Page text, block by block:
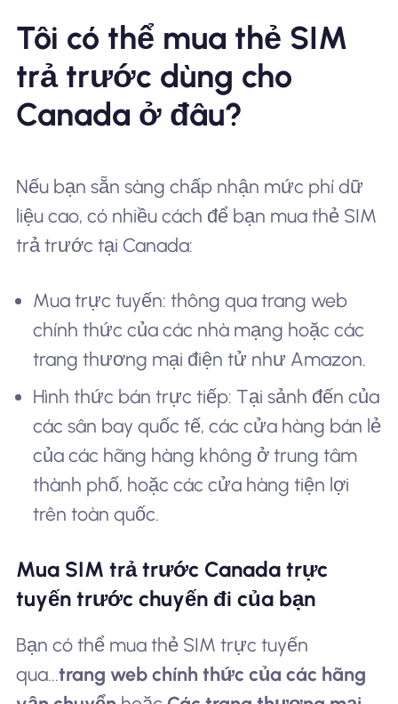
Tôi có thể mua thẻ SIM
trả trước dùng cho
Canada ở đâu?
Nếu bạn sẵn sàng chấp nhận mức phí dữ
liệu cao, có nhiều cách để bạn mua thẻ SIM
trả trước tại Canada:
Mua trực tuyến: thông qua trang web
chính thức của các nhà mạng hoặc các
trang thương mại điện tử như Amazon.
Hình thức bán trực tiếp: Tại sảnh đến của
các sân bay quốc tế, các cửa hàng bán lẻ
của các hãng hàng không ở trung tâm
thành phố, hoặc các cửa hàng tiện lợi
trên toàn quốc.
Mua SIM trả trước Canada trực
tuyến trước chuyến đi của bạn
Bạn có thể mua thẻ SIM trực tuyến
qua...trang web chính thức của các hãng